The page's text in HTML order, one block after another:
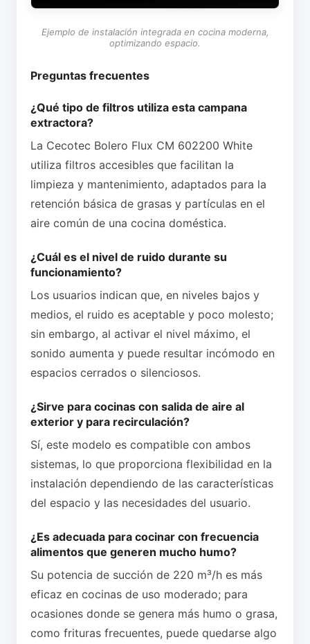
Ejemplo de instalación integrada en cocina moderna,
optimizando espacio.
Preguntas frecuentes
¿Qué tipo de filtros utiliza esta campana
extractora?
La Cecotec Bolero Flux CM 602200 White
utiliza filtros accesibles que facilitan la
limpieza y mantenimiento, adaptados para la
retención básica de grasas y partículas en el
aire común de una cocina doméstica.
¿Cuál es el nivel de ruido durante su
funcionamiento?
Los usuarios indican que, en niveles bajos y
medios, el ruido es aceptable y poco molesto;
sin embargo, al activar el nivel máximo, el
sonido aumenta y puede resultar incómodo en
espacios cerrados o silenciosos.
¿Sirve para cocinas con salida de aire al
exterior y para recirculación?
Sí, este modelo es compatible con ambos
sistemas, lo que proporciona flexibilidad en la
instalación dependiendo de las características
del espacio y las necesidades del usuario.
¿Es adecuada para cocinar con frecuencia
alimentos que generen mucho humo?
Su potencia de succión de 220 m³/h es más
eficaz en cocinas de uso moderado; para
ocasiones donde se genera más humo o grasa,
como frituras frecuentes, puede quedarse algo